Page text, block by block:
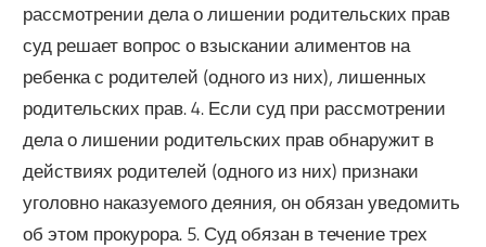
рассмотрении дела о лишении родительских прав
суд решает вопрос о взыскании алиментов на
ребенка с родителей (одного из них), лишенных
родительских прав. 4. Если суд при рассмотрении
дела о лишении родительских прав обнаружит в
действиях родителей (одного из них) признаки
уголовно наказуемого деяния, он обязан уведомить
об этом прокурора. 5. Суд обязан в течение трех